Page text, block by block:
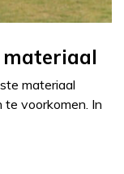
materiaal
materiaal
te voorkomen. In